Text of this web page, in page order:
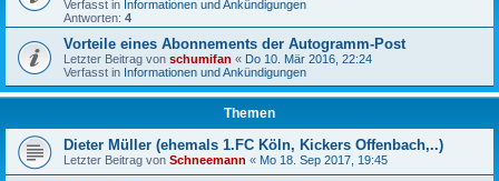
Verfasst in Informationen und Ankündigungen
Antworten: 4
Vorteile eines Abonnements der Autogramm-Post
Letzter Beitrag von schumifan « Do 10. Mär 2016, 22:24
Verfasst in Informationen und Ankündigungen
Themen
Dieter Müller (ehemals 1.FC Köln, Kickers Offenbach,..)
Letzter Beitrag von Schneemann « Mo 18. Sep 2017, 19:45